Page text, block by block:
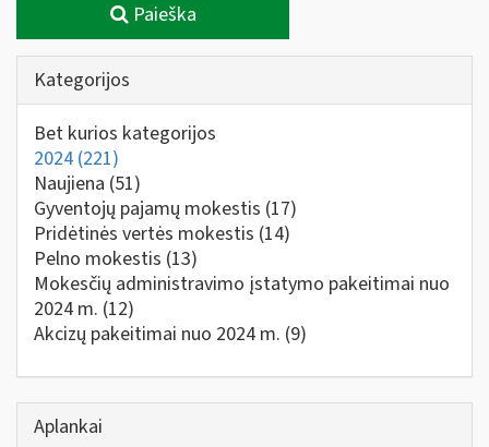
Paieška
Kategorijos
Bet kurios kategorijos
2024 (221)
Naujiena (51)
Gyventojų pajamų mokestis (17)
Pridėtinės vertės mokestis (14)
Pelno mokestis (13)
Mokesčių administravimo įstatymo pakeitimai nuo
2024 m. (12)
Akcizų pakeitimai nuo 2024 m. (9)
Aplankai